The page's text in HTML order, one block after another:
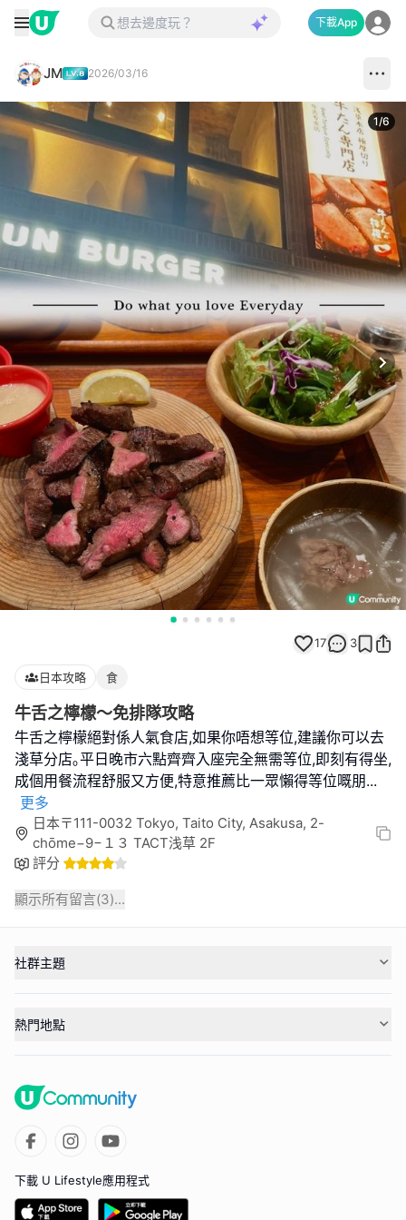
下載App
JM 2026/03/16
1/6
17 3
日本攻略 食
牛舌之檸檬～免排隊攻略
牛舌之檸檬絕對係人氣食店,如果你唔想等位,建議你可以去
淺草分店｡平日晚市六點齊齊入座完全無需等位,即刻有得坐,
成個用餐流程舒服又方便,特意推薦比一眾懶得等位嘅朋...
更多
日本〒111-0032 Tokyo, Taito City, Asakusa, 2-
chōme−9−１３ TACT浅草 2F
評分
顯示所有留言(3)...
社群主題
熱門地點
下載 U Lifestyle應用程式